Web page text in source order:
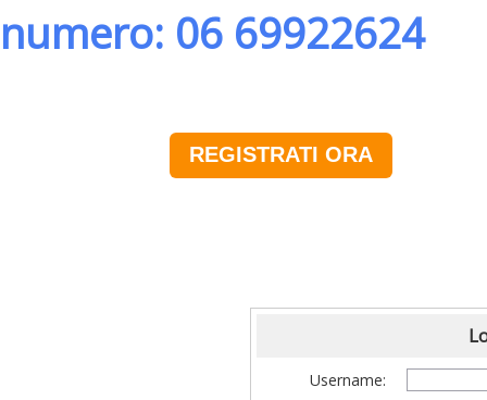
numero: 06 69922624
REGISTRATI ORA
Username: